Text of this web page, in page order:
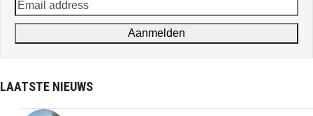
address
Aanmelden
LAATSTE NIEUWS